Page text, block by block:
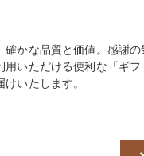
確かな品質と価値。感謝
用いただける便利な「ギ
いたします。